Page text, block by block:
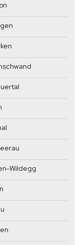
Wildegg